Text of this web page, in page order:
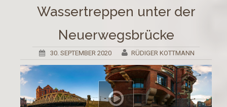
Wassertreppen unter der
Neuerwegsbrücke
30. SEPTEMBER 2020 RÜDIGER KOTTMANN